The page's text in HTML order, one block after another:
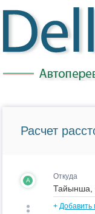
Расчет
A Откуда
+ Добавить